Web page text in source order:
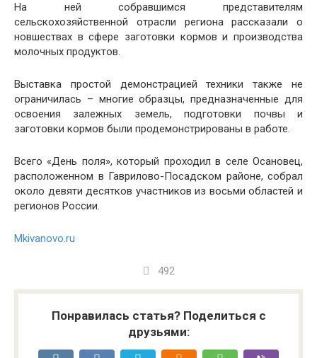
На ней собравшимся представителям
сельскохозяйственной отрасли региона рассказали о
новшествах в сфере заготовки кормов и производства
молочных продуктов.
Выставка простой демонстрацией техники также не
ограничилась – многие образцы, предназначенные для
освоения залежных земель, подготовки почвы и
заготовки кормов были продемонстрированы в работе.
Всего «День поля», который проходил в селе Осановец,
расположенном в Гаврилово-Посадском районе, собрал
около девяти десятков участников из восьми областей и
регионов России.
Mkivanovo.ru
492
Понравилась статья? Поделиться с
друзьями: